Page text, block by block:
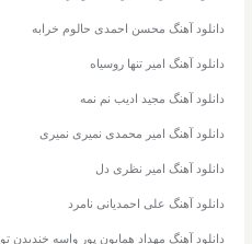
دانلود آهنگ محسن احمدی حالوم خرابه
دانلود آهنگ امیر تنها روسیاه
دانلود آهنگ مجید ادیب نم نمه
دانلود آهنگ امیر محمدی نمیری نمیری
دانلود آهنگ امیر نظری دل
دانلود آهنگ علی احمدیانی نامرد
دانلود آهنگ مهداد همایون پور واسه خندیدن تو